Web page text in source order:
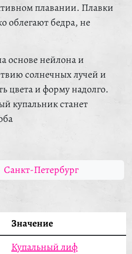
плавании. Плавки
облегают бедра, не
основе нейлона и
солнечных лучей и
цвета и форму надолго.
купальник станет
Санкт-Петербург
Значение
Купальный лиф